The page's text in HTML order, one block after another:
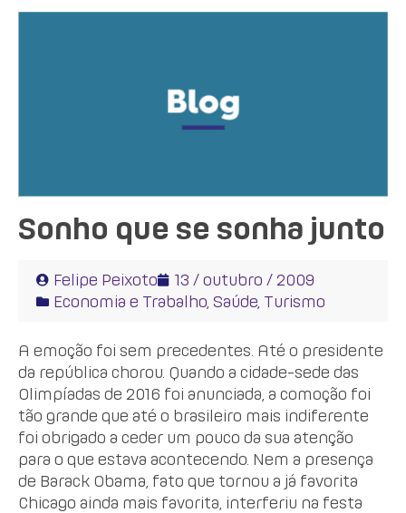
Sonho que se sonha junto
Felipe Peixoto
13 / outubro / 2009
Economia e Trabalho Saúde Turismo
A emoção foi sem precedentes. Até o presidente
da república chorou. Quando a cidade-sede das
Olimpíadas de 2016 foi anunciada, a comoção foi
tão grande que até o brasileiro mais indiferente
foi obrigado a ceder um pouco da sua atenção
para o que estava acontecendo. Nem a presença
de Barack Obama, fato que tornou a já favorita
Chicago ainda mais favorita, interferiu na festa